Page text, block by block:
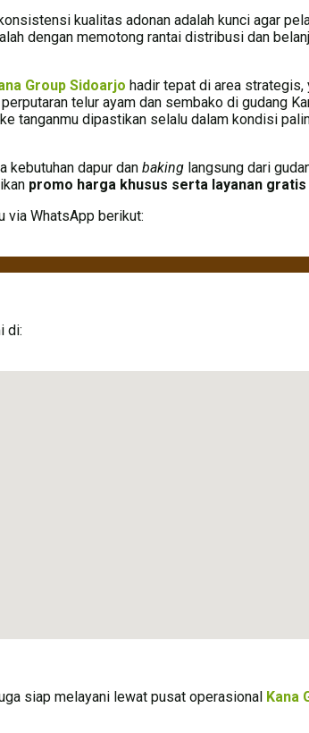
kualitas adonan adalah kunci agar
dengan memotong rantai distribusi dan
Group Sidoarjo hadir tepat di area
telur ayam dan sembako di gudang
tanganmu dipastikan selalu dalam kondisi
kebutuhan dapur dan baking langsung dari
promo harga khusus serta layanan
via WhatsApp berikut:
di:
siap melayani lewat pusat operasional Kana